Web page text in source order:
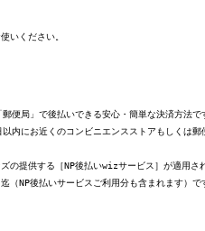
いください。
便局」で後払いできる安心・簡単な決済方法で
内にお近くのコンビニエンスストアもしくは郵
の提供する［NP後払いwizサービス］が適用
（NP後払いサービスご利用分も含まれます）で